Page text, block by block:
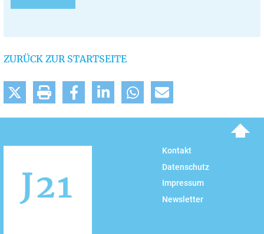
ZURÜCK ZUR STARTSEITE
Kontakt
Datenschutz
Impressum
Newsletter